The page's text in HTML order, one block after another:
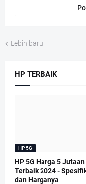
Lebih baru
HP TERBAIK
HP 5G
HP 5G Harga 5 Jutaan
Terbaik 2024 -
dan Harganya